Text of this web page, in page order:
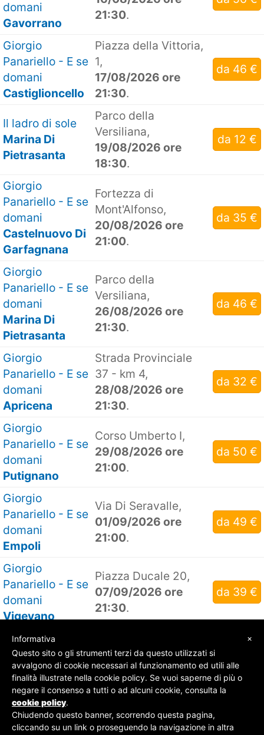
domani
Gavorrano
21:30.
Giorgio
Panariello - E se
domani
Castiglioncello
Piazza della Vittoria,
1,
17/08/2026 ore
21:30.
da 46 €
Il ladro di sole
Marina Di
Pietrasanta
Parco della
Versiliana,
19/08/2026 ore
18:30.
da 12 €
Giorgio
Panariello - E se
domani
Castelnuovo Di
Garfagnana
Fortezza di
Mont'Alfonso,
20/08/2026 ore
21:00.
da 35 €
Giorgio
Panariello - E se
domani
Marina Di
Pietrasanta
Parco della
Versiliana,
26/08/2026 ore
21:30.
da 46 €
Giorgio
Panariello - E se
domani
Apricena
Strada Provinciale
37 - km 4,
28/08/2026 ore
21:30.
da 32 €
Giorgio
Panariello - E se
domani
Putignano
Corso Umberto I,
29/08/2026 ore
21:00.
da 50 €
Giorgio
Panariello - E se
domani
Empoli
Via Di Seravalle,
01/09/2026 ore
21:00.
da 49 €
Giorgio
Panariello - E se
domani
Vigevano
Piazza Ducale 20,
07/09/2026 ore
21:30.
da 39 €
© SOS Biglietti - P.Iva 09162100961 -Chi Siamo
Contatti-Privacy Policy
×
Informativa
Questo sito o gli strumenti terzi da questo utilizzati si
avvalgono di cookie necessari al funzionamento ed utili alle
finalità illustrate nella cookie policy. Se vuoi saperne di più o
negare il consenso a tutti o ad alcuni cookie, consulta la
cookie policy.
Chiudendo questo banner, scorrendo questa pagina,
cliccando su un link o proseguendo la navigazione in altra